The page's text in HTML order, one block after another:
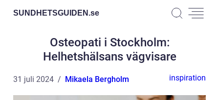
SUNDHETSGUIDEN.se
Osteopati i Stockholm:
Helhetshälsans vägvisare
31 juli 2024 Mikaela Bergholm inspiration